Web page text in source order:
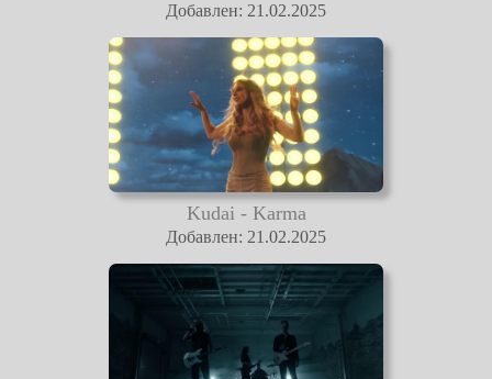
Добавлен: 21.02.2025
Kudai - Karma
Добавлен: 21.02.2025